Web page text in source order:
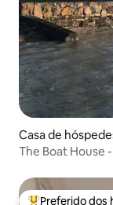
Casa de
The Boat House
Preferido dos